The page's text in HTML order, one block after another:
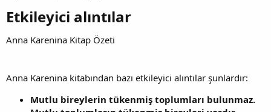
Etkileyici alıntılar​
Anna Karenina Kitap Özeti
Anna Karenina kitabından bazı etkileyici alıntılar şunlardır:
Mutlu bireylerin tükenmiş toplumları bulunmaz.